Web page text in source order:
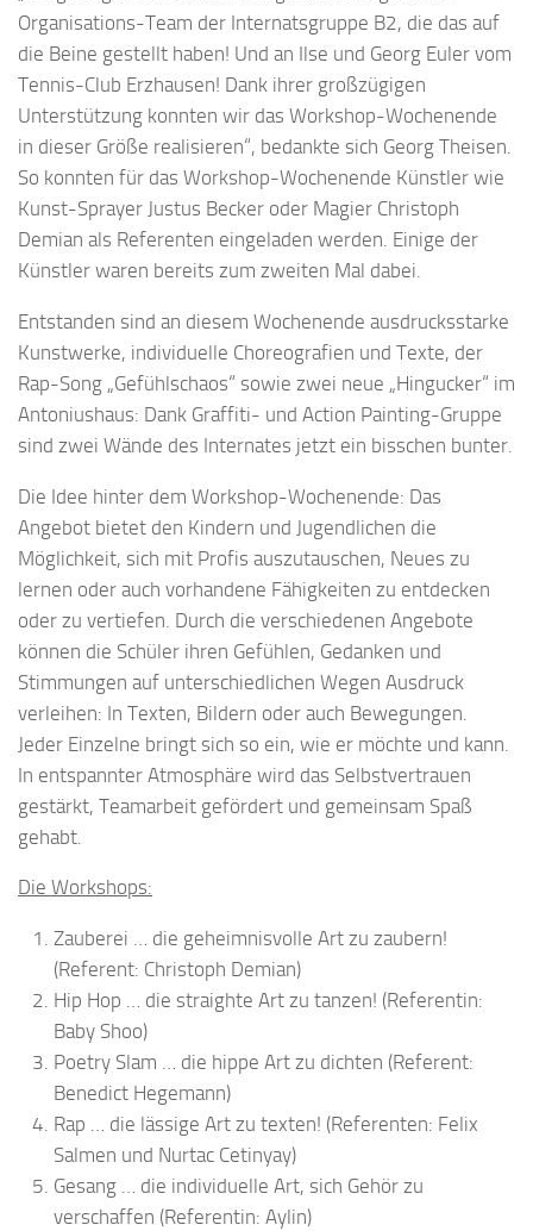
Organisations-Team der Internatsgruppe B2, die das auf
die Beine gestellt haben! Und an Ilse und Georg Euler vom
Tennis-Club Erzhausen! Dank ihrer großzügigen
Unterstützung konnten wir das Workshop-Wochenende
in dieser Größe realisieren“, bedankte sich Georg Theisen.
So konnten für das Workshop-Wochenende Künstler wie
Kunst-Sprayer Justus Becker oder Magier Christoph
Demian als Referenten eingeladen werden. Einige der
Künstler waren bereits zum zweiten Mal dabei.
Entstanden sind an diesem Wochenende ausdrucksstarke
Kunstwerke, individuelle Choreografien und Texte, der
Rap-Song „Gefühlschaos“ sowie zwei neue „Hingucker“ im
Antoniushaus: Dank Graffiti- und Action Painting-Gruppe
sind zwei Wände des Internates jetzt ein bisschen bunter.
Die Idee hinter dem Workshop-Wochenende: Das
Angebot bietet den Kindern und Jugendlichen die
Möglichkeit, sich mit Profis auszutauschen, Neues zu
lernen oder auch vorhandene Fähigkeiten zu entdecken
oder zu vertiefen. Durch die verschiedenen Angebote
können die Schüler ihren Gefühlen, Gedanken und
Stimmungen auf unterschiedlichen Wegen Ausdruck
verleihen: In Texten, Bildern oder auch Bewegungen.
Jeder Einzelne bringt sich so ein, wie er möchte und kann.
In entspannter Atmosphäre wird das Selbstvertrauen
gestärkt, Teamarbeit gefördert und gemeinsam Spaß
gehabt.
Die Workshops:
Zauberei … die geheimnisvolle Art zu zaubern!
(Referent: Christoph Demian)
Hip Hop … die straighte Art zu tanzen! (Referentin:
Baby Shoo)
Poetry Slam … die hippe Art zu dichten (Referent:
Benedict Hegemann)
Rap … die lässige Art zu texten! (Referenten: Felix
Salmen und Nurtac Cetinyay)
Gesang … die individuelle Art, sich Gehör zu
verschaffen (Referentin: Aylin)